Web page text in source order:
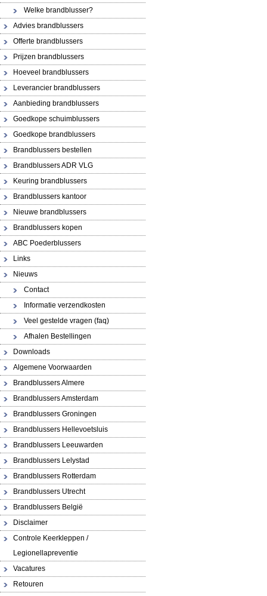
Welke brandblusser?
Advies brandblussers
Offerte brandblussers
Prijzen brandblussers
Hoeveel brandblussers
Leverancier brandblussers
Aanbieding brandblussers
Goedkope schuimblussers
Goedkope brandblussers
Brandblussers bestellen
Brandblussers ADR VLG
Keuring brandblussers
Brandblussers kantoor
Nieuwe brandblussers
Brandblussers kopen
ABC Poederblussers
Links
Nieuws
Contact
Informatie verzendkosten
Veel gestelde vragen (faq)
Afhalen Bestellingen
Downloads
Algemene Voorwaarden
Brandblussers Almere
Brandblussers Amsterdam
Brandblussers Groningen
Brandblussers Hellevoetsluis
Brandblussers Leeuwarden
Brandblussers Lelystad
Brandblussers Rotterdam
Brandblussers Utrecht
Brandblussers België
Disclaimer
Controle Keerkleppen /
Legionellapreventie
Vacatures
Retouren